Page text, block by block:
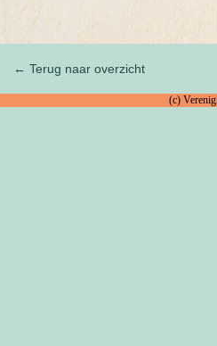
← Terug naar overzicht
(c)